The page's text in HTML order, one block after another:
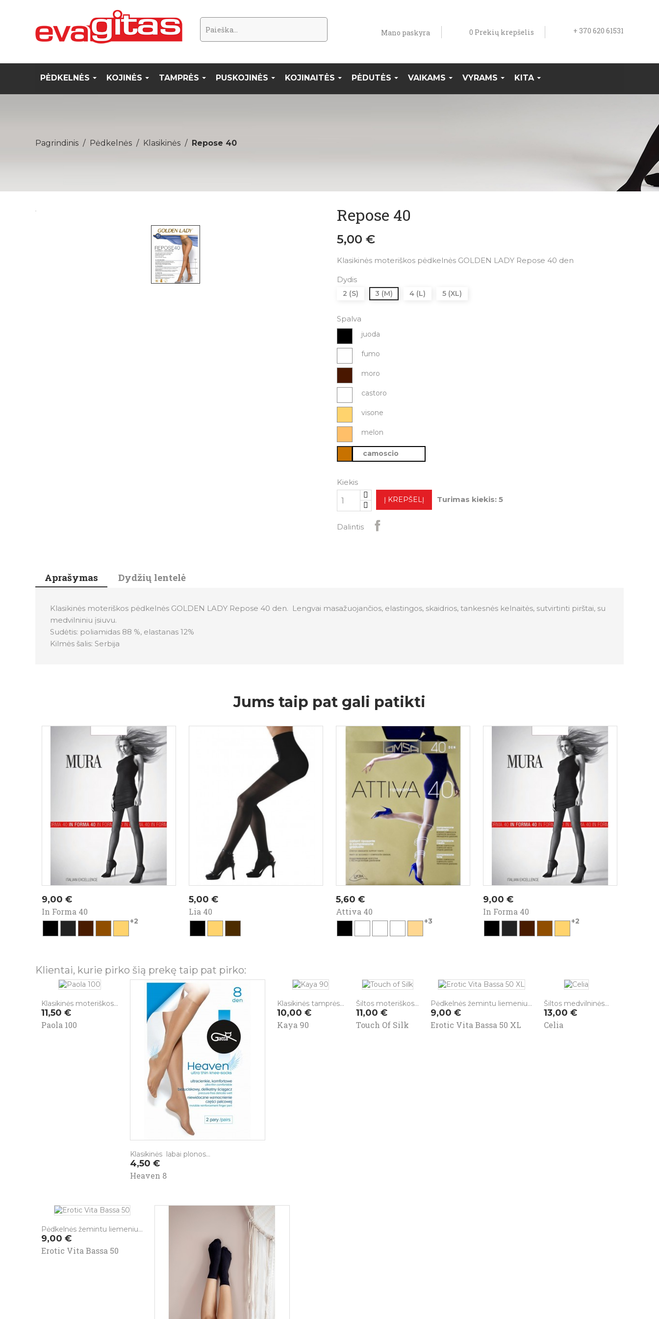
Mano paskyra 0 Prekių krepšelis + 370 620 61531
PĖDKELNĖS KOJINĖS TAMPRĖS PUSKOJINĖS KOJINAITĖS PĖDUTĖS VAIKAMS VYRAMS KITA
Pagrindinis Pėdkelnės Klasikinės Repose 40
Repose 40
5,00 €
Klasikinės moteriškos pėdkelnės GOLDEN LADY Repose 40 den
Dydis
2 (S) 3 (M) 4 (L) 5 (XL)
Spalva
juoda
fumo
moro
castoro
visone
melon
camoscio
Kiekis
Į KREPŠELĮ Turimas kiekis: 5
Dalintis
Aprašymas Dydžių lentelė
Klasikinės moteriškos pėdkelnės GOLDEN LADY Repose 40 den. Lengvai masažuojančios, elastingos, skaidrios, tankesnės kelnaitės, sutvirtinti pirštai, su
medvilniniu įsiuvu.
Sudėtis: poliamidas 88 %, elastanas 12%
Kilmės šalis: Serbija
Jums taip pat gali patikti
Kaina
9,00 €
In Forma 40
visone
+2
Kaina
5,00 €
Lia 40
Kaina
5,60 €
Attiva 40
caramello
+3
Kaina
9,00 €
In Forma 40
visone
+2
Klientai, kurie pirko šią prekę taip pat pirko:
Klasikinės moteriškos...
Kaina
11,50 €
Paola 100
Klasikinės labai plonos...
Kaina
4,50 €
Heaven 8
Klasikinės tamprės...
Kaina
10,00 €
Kaya 90
Šiltos moteriškos...
Kaina
11,00 €
Touch Of Silk
Pėdkelnės žemintu liemeniu...
Kaina
9,00 €
Erotic Vita Bassa 50 XL
Šiltos medvilninės...
Kaina
13,00 €
Celia
Pėdkelnės žemintu liemeniu...
Kaina
9,00 €
Erotic Vita Bassa 50